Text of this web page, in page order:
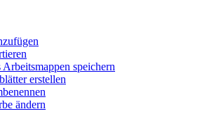
speichern
erstellen
ändern